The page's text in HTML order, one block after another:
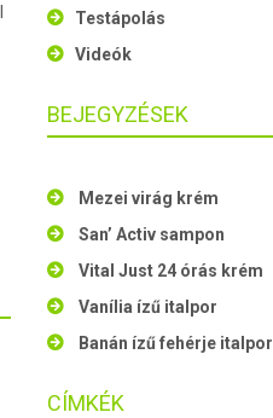
Testápolás
Videók
BEJEGYZÉSEK
Mezei virág krém
San’ Activ sampon
Vital Just 24 órás krém
Vanília ízű italpor
Banán ízű fehérje italpor
CÍMKÉK